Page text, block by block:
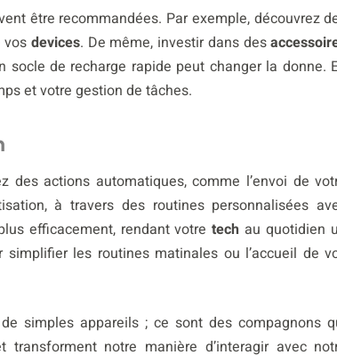
être recommandées. Par exemple, découvrez
vosdevices. De même, investir dans des
de recharge rapide peut changer la donne.
et votre gestion de tâches.
actions automatiques, comme l’envoi de
à travers des routines personnalisées
efficacement, rendant votretech au quotidien
simplifier les routines matinales ou l’accueil de
simples appareils ; ce sont des compagnons
transforment notre manière d’interagir avec